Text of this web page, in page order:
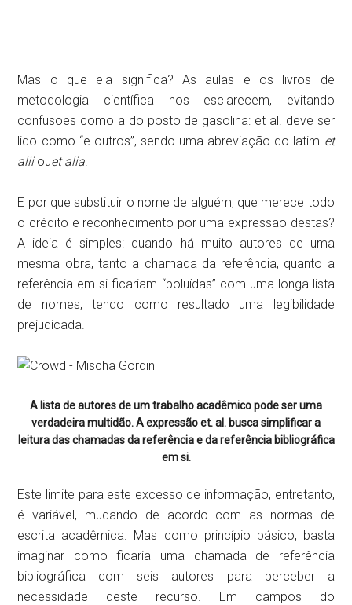
Mas o que ela significa? As aulas e os livros de
metodologia científica nos esclarecem, evitando
confusões como a do posto de gasolina: et al. deve ser
lido como “e outros”, sendo uma abreviação do latim et
aliiouet alia.
E por que substituir o nome de alguém, que merece todo
o crédito e reconhecimento por uma expressão destas?
A ideia é simples: quando há muito autores de uma
mesma obra, tanto a chamada da referência, quanto a
referência em si ficariam “poluídas” com uma longa lista
de nomes, tendo como resultado uma legibilidade
prejudicada.
A lista de autores de um trabalho acadêmico pode ser uma
verdadeira multidão. A expressão et. al. busca simplificar a
leitura das chamadas da referência e da referência bibliográfica
em si.
Este limite para este excesso de informação, entretanto,
é variável, mudando de acordo com as normas de
escrita acadêmica. Mas como princípio básico, basta
imaginar como ficaria uma chamada de referência
bibliográfica com seis autores para perceber a
necessidade deste recurso. Em campos do